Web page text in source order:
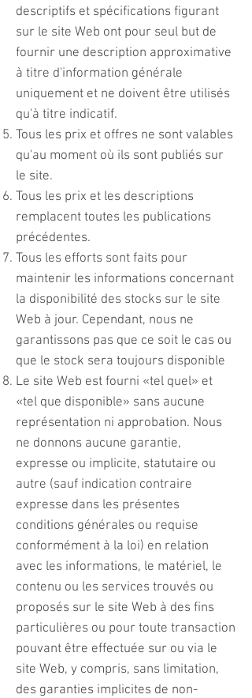
descriptifs et spécifications figurant
sur le site Web ont pour seul but de
fournir une description approximative
à titre d'information générale
uniquement et ne doivent être utilisés
qu'à titre indicatif.
Tous les prix et offres ne sont valables
qu'au moment où ils sont publiés sur
le site.
Tous les prix et les descriptions
remplacent toutes les publications
précédentes.
Tous les efforts sont faits pour
maintenir les informations concernant
la disponibilité des stocks sur le site
Web à jour. Cependant, nous ne
garantissons pas que ce soit le cas ou
que le stock sera toujours disponible
Le site Web est fourni «tel quel» et
«tel que disponible» sans aucune
représentation ni approbation. Nous
ne donnons aucune garantie,
expresse ou implicite, statutaire ou
autre (sauf indication contraire
expresse dans les présentes
conditions générales ou requise
conformément à la loi) en relation
avec les informations, le matériel, le
contenu ou les services trouvés ou
proposés sur le site Web à des fins
particulières ou pour toute transaction
pouvant être effectuée sur ou via le
site Web, y compris, sans limitation,
des garanties implicites de non-